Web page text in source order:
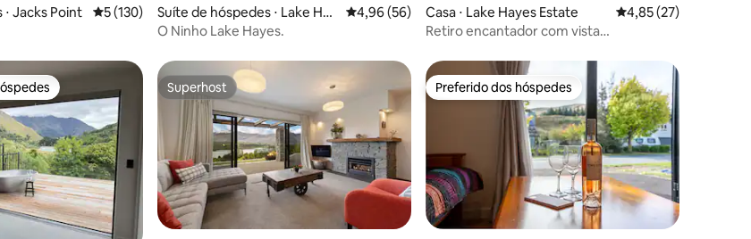
5, 63 avaliações
Jacks Point 5 de uma avaliação média de 5, 130 avaliações
5 (130)
Suíte de hóspedes ⋅ Lake Hay
es Estate
4,96 de uma avaliação média de 5, 56 avaliações
4,96 (56)
O Ninho Lake Hayes.
Casa ⋅ Lake Hayes Estate 4,85 de uma
4,85 (27)
Retiro encantador com vista
preferidos dos hóspedes Superhost
Superhost Preferido dos hóspedes
Preferido dos hóspedes